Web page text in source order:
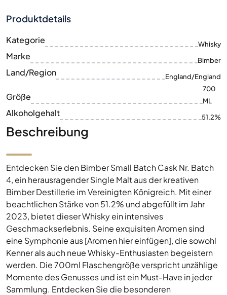
Produktdetails
Kategorie Whisky
Marke Bimber
Land/Region England/England
Größe
700
ML
Alkoholgehalt 51.2%
Beschreibung
Entdecken Sie den Bimber Small Batch Cask Nr. Batch
4, ein herausragender Single Malt aus der kreativen
Bimber Destillerie im Vereinigten Königreich. Mit einer
beachtlichen Stärke von 51.2% und abgefüllt im Jahr
2023, bietet dieser Whisky ein intensives
Geschmackserlebnis. Seine exquisiten Aromen sind
eine Symphonie aus [Aromen hier einfügen], die sowohl
Kenner als auch neue Whisky-Enthusiasten begeistern
werden. Die 700ml Flaschengröße verspricht unzählige
Momente des Genusses und ist ein Must-Have in jeder
Sammlung. Entdecken Sie die besonderen